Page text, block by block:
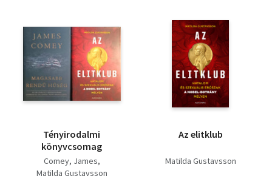
Tényirodalmi
könyvcsomag
Comey, James
Matilda Gustavsson
Az elitklub
Matilda Gustavsson